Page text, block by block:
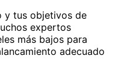
y tus objetivos de
expertos
más bajos para
adecuado